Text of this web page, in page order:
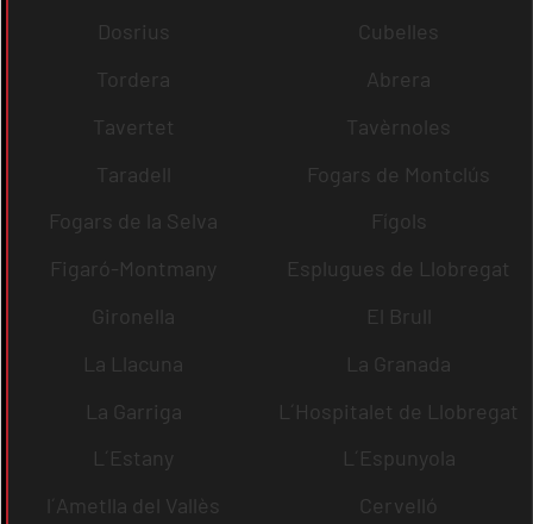
Dosrius
Cubelles
Tordera
Abrera
Tavertet
Tavèrnoles
Taradell
Fogars de Montclús
Fogars de la Selva
Fígols
Figaró-Montmany
Esplugues de Llobregat
Gironella
El Brull
La Llacuna
La Granada
La Garriga
L´Hospitalet de Llobregat
L´Estany
L´Espunyola
l´Ametlla del Vallès
Cervelló